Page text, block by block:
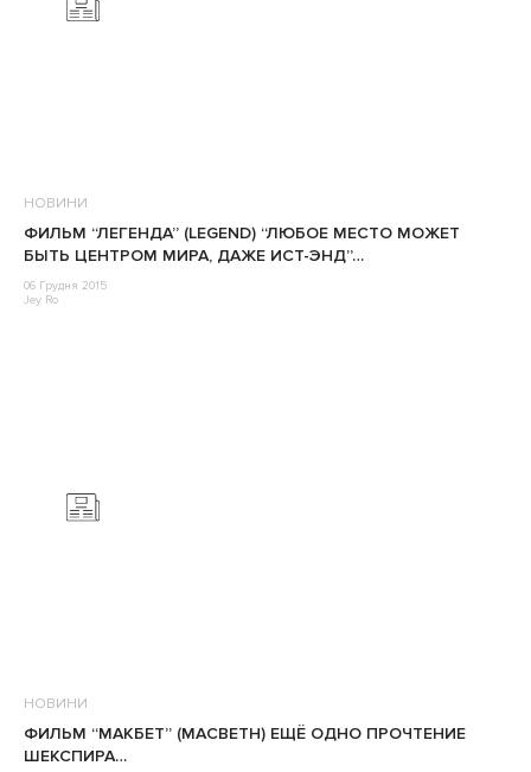
НОВИНИ
ФИЛЬМ “ЛЕГЕНДА” (LEGEND) “ЛЮБОЕ МЕСТО МОЖЕТ
БЫТЬ ЦЕНТРОМ МИРА, ДАЖЕ ИСТ-ЭНД”…
06 Грудня 2015
Jey Ro
НОВИНИ
ФИЛЬМ “МАКБЕТ” (MACBETH) ЕЩЁ ОДНО ПРОЧТЕНИЕ
ШЕКСПИРА…